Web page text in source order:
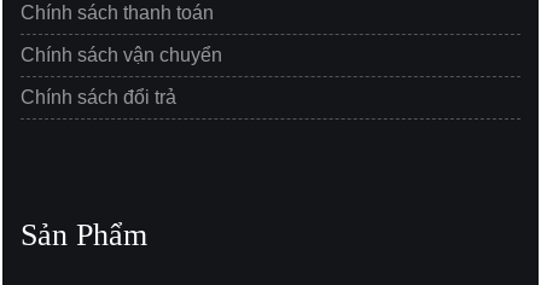
Chính sách thanh toán
Chính sách vận chuyển
Chính sách đổi trả
Sản Phẩm